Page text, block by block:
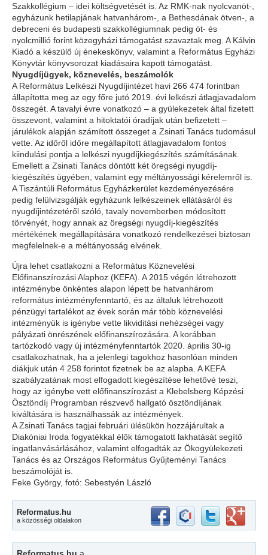
Szakkollégium – idei költségvetését is. Az RMK-nak nyolcvanöt-,
egyházunk hetilapjának hatvanhárom-, a Bethesdának ötven-, a
debreceni és budapesti szakkollégiumnak pedig öt- és
nyolcmillió forint közegyházi támogatást szavaztak meg. A Kálvin
Kiadó a készülő új énekeskönyv, valamint a Református Egyházi
Könyvtár könyvsorozat kiadásaira kapott támogatást.
Nyugdíjügyek, köznevelés, beszámolók
A Református Lelkészi Nyugdíjintézet havi 266 474 forintban
állapította meg az egy főre jutó 2019. évi lelkészi átlagjavadalom
összegét. A tavalyi évre vonatkozó – a gyülekezetek által fizetett
összevont, valamint a hitoktatói óradíjak után befizetett –
járulékok alapján számított összeget a Zsinati Tanács tudomásul
vette. Az időről időre megállapított átlagjavadalom fontos
kiindulási pontja a lelkészi nyugdíjkiegészítés számításának.
Emellett a Zsinati Tanács döntött két öregségi nyugdíj-
kiegészítés ügyében, valamint egy méltányossági kérelemről is.
A Tiszántúli Református Egyházkerület kezdeményezésére
pedig felülvizsgálják egyházunk lelkészeinek ellátásáról és
nyugdíjintézetéről szóló, tavaly novemberben módosított
törvényét, hogy annak az öregségi nyugdíj-kiegészítés
mértékének megállapítására vonatkozó rendelkezései biztosan
megfelelnek-e a méltányosság elvének.
Újra lehet csatlakozni a Református Köznevelési
Előfinanszírozási Alaphoz (KEFA). A 2015 végén létrehozott
intézménybe önkéntes alapon lépett be hatvanhárom
református intézményfenntartó, és az általuk létrehozott
pénzügyi tartalékot az évek során már több köznevelési
intézményük is igénybe vette likviditási nehézségei vagy
pályázati önrészének előfinanszírozására. A korábban
tartózkodó vagy új intézményfenntartók 2020. április 30-ig
csatlakozhatnak, ha a jelenlegi tagokhoz hasonlóan minden
diákjuk után 4 258 forintot fizetnek be az alapba. A KEFA
szabályzatának most elfogadott kiegészítése lehetővé teszi,
hogy az igénybe vett előfinanszírozást a Klebelsberg Képzési
Ösztöndíj Programban részvevő hallgató ösztöndíjának
kiváltására is használhassák az intézmények.
A Zsinati Tanács tagjai februári ülésükön hozzájárultak a
Diakóniai Iroda fogyatékkal élők támogatott lakhatását segítő
ingatlanvásárlásához, valamint elfogadták az Ökogyülekezeti
Tanács és az Országos Református Gyűjteményi Tanács
beszámolóját is.
Feke György, fotó: Sebestyén László
Reformatus.hu
a közösségi oldalakon